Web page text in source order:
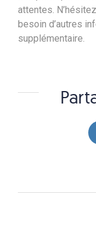
attentes.
besoin d’autres
supplémentaire.